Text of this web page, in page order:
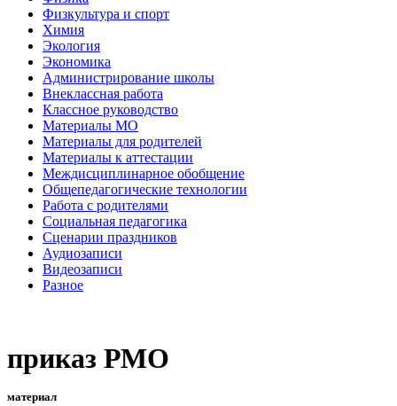
Физкультура и спорт
Химия
Экология
Экономика
Администрирование школы
Внеклассная работа
Классное руководство
Материалы МО
Материалы для родителей
Материалы к аттестации
Междисциплинарное обобщение
Общепедагогические технологии
Работа с родителями
Социальная педагогика
Сценарии праздников
Аудиозаписи
Видеозаписи
Разное
приказ РМО
материал